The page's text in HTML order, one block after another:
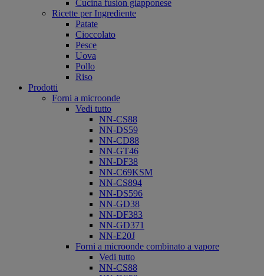
Cucina fusion giapponese
Ricette per Ingrediente
Patate
Cioccolato
Pesce
Uova
Pollo
Riso
Prodotti
Forni a microonde
Vedi tutto
NN-CS88
NN-DS59
NN-CD88
NN-GT46
NN-DF38
NN-C69KSM
NN-CS894
NN-DS596
NN-GD38
NN-DF383
NN-GD371
NN-E20J
Forni a microonde combinato a vapore
Vedi tutto
NN-CS88